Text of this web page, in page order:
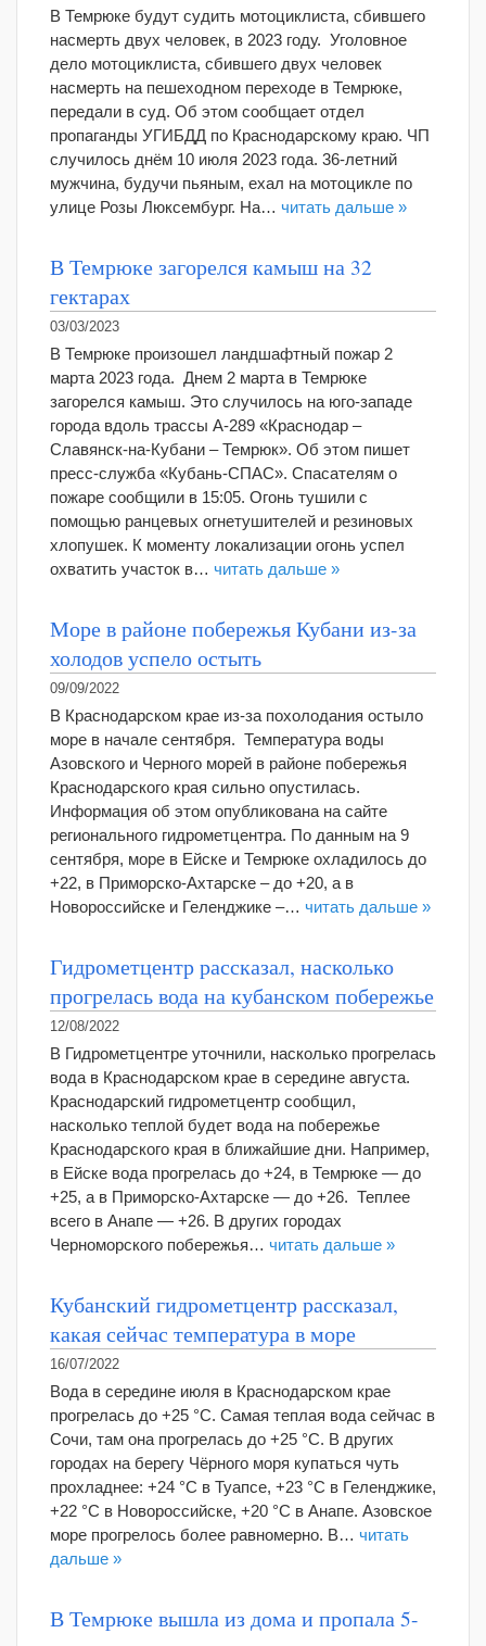
В Темрюке будут судить мотоциклиста, сбившего
насмерть двух человек, в 2023 году. Уголовное
дело мотоциклиста, сбившего двух человек
насмерть на пешеходном переходе в Темрюке,
передали в суд. Об этом сообщает отдел
пропаганды УГИБДД по Краснодарскому краю. ЧП
случилось днём 10 июля 2023 года. 36-летний
мужчина, будучи пьяным, ехал на мотоцикле по
улице Розы Люксембург. На… читать дальше »
В Темрюке загорелся камыш на 32
гектарах
03/03/2023
В Темрюке произошел ландшафтный пожар 2
марта 2023 года. Днем 2 марта в Темрюке
загорелся камыш. Это случилось на юго-западе
города вдоль трассы А-289 «Краснодар –
Славянск-на-Кубани – Темрюк». Об этом пишет
пресс-служба «Кубань-СПАС». Спасателям о
пожаре сообщили в 15:05. Огонь тушили с
помощью ранцевых огнетушителей и резиновых
хлопушек. К моменту локализации огонь успел
охватить участок в… читать дальше »
Море в районе побережья Кубани из-за
холодов успело остыть
09/09/2022
В Краснодарском крае из-за похолодания остыло
море в начале сентября. Температура воды
Азовского и Черного морей в районе побережья
Краснодарского края сильно опустилась.
Информация об этом опубликована на сайте
регионального гидрометцентра. По данным на 9
сентября, море в Ейске и Темрюке охладилось до
+22, в Приморско-Ахтарске – до +20, а в
Новороссийске и Геленджике –… читать дальше »
Гидрометцентр рассказал, насколько
прогрелась вода на кубанском побережье
12/08/2022
В Гидрометцентре уточнили, насколько прогрелась
вода в Краснодарском крае в середине августа.
Краснодарский гидрометцентр сообщил,
насколько теплой будет вода на побережье
Краснодарского края в ближайшие дни. Например,
в Ейске вода прогрелась до +24, в Темрюке ― до
+25, а в Приморско-Ахтарске ― до +26. Теплее
всего в Анапе ― +26. В других городах
Черноморского побережья… читать дальше »
Кубанский гидрометцентр рассказал,
какая сейчас температура в море
16/07/2022
Вода в середине июля в Краснодарском крае
прогрелась до +25 °С. Самая теплая вода сейчас в
Сочи, там она прогрелась до +25 °С. В других
городах на берегу Чёрного моря купаться чуть
прохладнее: +24 °С в Туапсе, +23 °С в Геленджике,
+22 °С в Новороссийске, +20 °С в Анапе. Азовское
море прогрелось более равномерно. В… читать
дальше »
В Темрюке вышла из дома и пропала 5-